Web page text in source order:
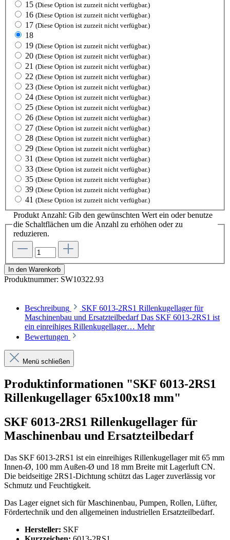
15 (Diese Option ist zurzeit nicht verfügbar.)
16 (Diese Option ist zurzeit nicht verfügbar.)
17 (Diese Option ist zurzeit nicht verfügbar.)
18
19 (Diese Option ist zurzeit nicht verfügbar.)
20 (Diese Option ist zurzeit nicht verfügbar.)
21 (Diese Option ist zurzeit nicht verfügbar.)
22 (Diese Option ist zurzeit nicht verfügbar.)
23 (Diese Option ist zurzeit nicht verfügbar.)
24 (Diese Option ist zurzeit nicht verfügbar.)
25 (Diese Option ist zurzeit nicht verfügbar.)
26 (Diese Option ist zurzeit nicht verfügbar.)
27 (Diese Option ist zurzeit nicht verfügbar.)
28 (Diese Option ist zurzeit nicht verfügbar.)
29 (Diese Option ist zurzeit nicht verfügbar.)
31 (Diese Option ist zurzeit nicht verfügbar.)
33 (Diese Option ist zurzeit nicht verfügbar.)
35 (Diese Option ist zurzeit nicht verfügbar.)
39 (Diese Option ist zurzeit nicht verfügbar.)
41 (Diese Option ist zurzeit nicht verfügbar.)
Produkt Anzahl: Gib den gewünschten Wert ein oder benutze
die Schaltflächen um die Anzahl zu erhöhen oder zu
reduzieren.
In den Warenkorb
Produktnummer: SW10322.93
Beschreibung
SKF 6013-2RS1 Rillenkugellager für
Maschinenbau und Ersatzteilbedarf Das SKF 6013-2RS1 ist
ein einreihiges Rillenkugellager… Mehr
Bewertungen
Menü schließen
Produktinformationen "SKF 6013-2RS1
Rillenkugellager 65x100x18 mm"
SKF 6013-2RS1 Rillenkugellager für
Maschinenbau und Ersatzteilbedarf
Das SKF 6013-2RS1 ist ein einreihiges Rillenkugellager mit 65 mm
Innen-Ø, 100 mm Außen-Ø und 18 mm Breite mit Lagerluft CN.
Die beidseitige 2RS1-Dichtung schützt das Lager zuverlässig vor
Schmutz und Feuchtigkeit.
Das Lager eignet sich für Maschinenbau, Pumpen, Rollen, Lüfter,
Fördertechnik und den allgemeinen industriellen Ersatzteilbedarf.
Hersteller: SKF